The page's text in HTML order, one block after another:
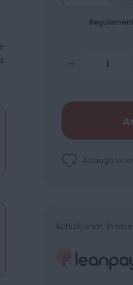
-
Adaugă la
Achiziționat în rate